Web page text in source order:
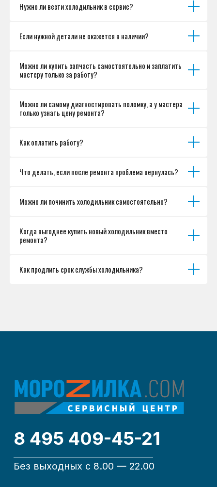
Нужно ли везти холодильник в сервис?
Если нужной детали не окажется в наличии?
Можно ли купить запчасть самостоятельно и заплатить
мастеру только за работу?
Можно ли самому диагностировать поломку, а у мастера
только узнать цену ремонта?
Как оплатить работу?
Что делать, если после ремонта проблема вернулась?
Можно ли починить холодильник самостоятельно?
Когда выгоднее купить новый холодильник вместо
ремонта?
Как продлить срок службы холодильника?